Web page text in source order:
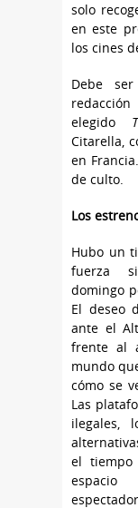
solo
en este
los cines
Debe
elegido
Citarella,
en
de culto.
Los
Hubo un
fuerza
domingo
El deseo
ante el
frente al
mundo
cómo se
Las
ilegales,
el